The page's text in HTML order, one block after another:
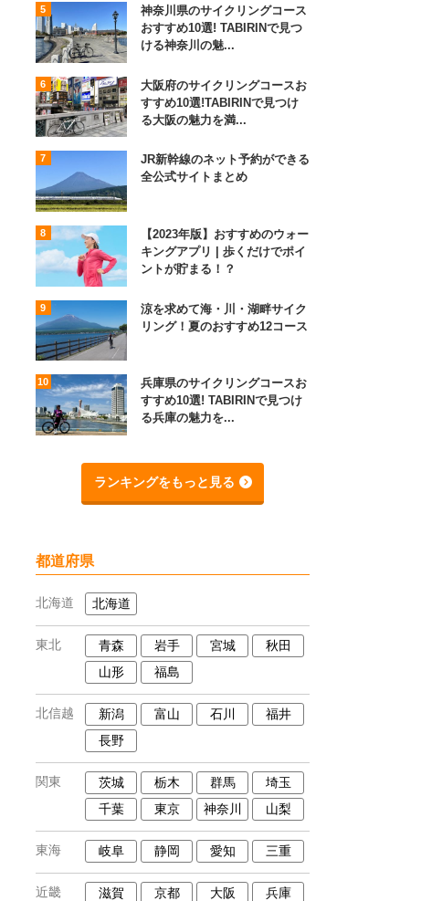
神奈川県のサイクリングコース
おすすめ10選! TABIRINで見つ
ける神奈川の魅...
大阪府のサイクリングコースお
すすめ10選!TABIRINで見つけ
る大阪の魅力を満...
JR新幹線のネット予約ができる
全公式サイトまとめ
【2023年版】おすすめのウォー
キングアプリ | 歩くだけでポイ
ントが貯まる！？
涼を求めて海・川・湖畔サイク
リング！夏のおすすめ12コース
兵庫県のサイクリングコースお
すすめ10選! TABIRINで見つけ
る兵庫の魅力を...
ランキングをもっと見る
都道府県
北海道 北海道
東北 青森 岩手 宮城
秋田
山形
福島
北信越 新潟 富山 石川
福井
長野
関東 茨城 栃木 群馬
埼玉
千葉
東京 神奈川 山梨
東海 岐阜 静岡 愛知 三重
近畿 滋賀 京都 大阪
兵庫